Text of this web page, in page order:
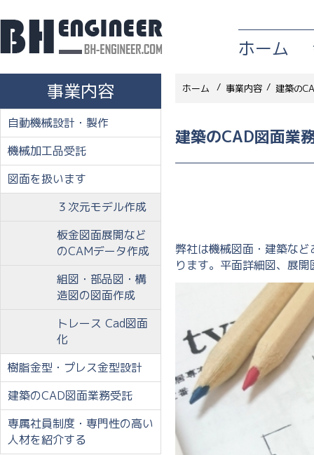
ホーム
事業内容
自動機械設計・製作
機械加工品受託
図面を扱います
３次元モデル作成
板金図面展開など
のCAMデータ作成
組図・部品図・構
造図の図面作成
トレース Cad図面
化
樹脂金型・プレス金型設計
建築のCAD図面業務受託
専属社員制度・専門性の高い
人材を紹介する
ホーム / 事業内容 / 建築の
建築のCAD図面業
弊社は機械図面・建築な
ります。平面詳細図、展